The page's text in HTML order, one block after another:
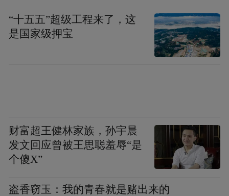
“十五五”超级工程来了，这
是国家级押宝
财富超王健林家族，孙宇晨
发文回应曾被王思聪羞辱“是
个傻X”
盗香窃玉：我的青春就是赌出来的